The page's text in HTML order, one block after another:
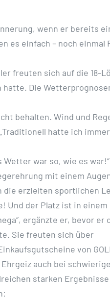
wenn er bereits
es einfach – noch einmal
freuten sich auf die 18-
hatte. Die
behalten. Wind und
hatte ich immer
war so, wie es
mit einem
die erzielten sportlichen
Und der Platz ist in einem
ergänzte er, bevor er
Sie freuten sich über
von
auch bei
starken